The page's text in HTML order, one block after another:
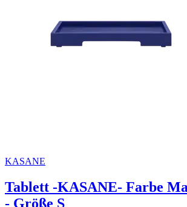
KASANE
Tablett -KASANE- Farbe
- Größe S